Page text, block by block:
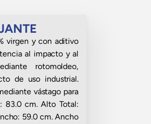
virgen y con aditivo
al impacto y al
rotomoldeo,
de uso industrial.
vástago para
83.0 cm. Alto Total:
59.0 cm. Ancho